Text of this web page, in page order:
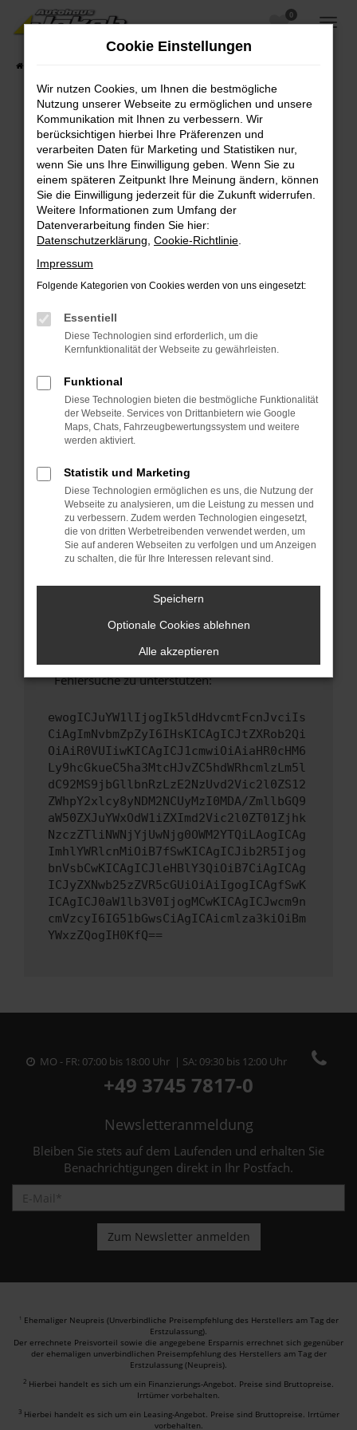
Zum
Hauptinhalt
0
Fehler: Network Error
Beim Laden ist ein Fehler aufgetreten.
Hier sind ein paar Tipps, die dir helfen können:
Überprüfe deine Firewall und deine
Internetverbindung.
Laden andere Webseiten, zum Beispiel deine
Suchmaschine?
Prüfe deine Browsererweiterungen.
Manche Erweiterungen, wie Werbeblocker,
können das Laden bestimmter Seiten
verhindern. Funktioniert die Seite in einem
Fenster?
Starte dein Gerät neu.
Das kann manchmal helfen, vorübergehende
Probleme zu beheben.
Betriebssystem auf dem neuesten Stand
sind.
Veraltete Software birgt nicht nur ein
Sicherheitsrisiko, sondern kann auch dazu
führen, dass bestimmte Funktionen nicht mehr
unterstützt werden.
Wende dich an den Webseitenbetreiber.
Wenn du alle oben genannten Schritte versucht
hast, kontaktiere uns bitte. Wir werden
versuchen, das Problem zu beheben. Du kannst
uns diesen Text schicken, um uns bei der
Fehlersuche zu unterstützen:
ewogICJuYW1lIjogIk5ldHdvcmtFcnJvciIs
CiAgImNvbmZpZyI6IHsKICAgICJtZXRob2Qi
OiAiR0VUIiwKICAgICJ1cmwiOiAiaHR0cHM6
Ly9hcGkueC5ha3MtcHJvZC5hdWRhcmlzLm5l
dC92MS9jbGllbnRzLzE2NzUvd2Vic2l0ZS12
ZWhpY2xlcy8yNDM2NCUyMzI0MDA/ZmllbGQ9
aW50ZXJuYWxOdW1iZXImd2Vic2l0ZT01Zjhk
NzczZTliNWNjYjUwNjg0OWM2YTQiLAogICAg
ImhlYWRlcnMiOiB7fSwKICAgICJib2R5Ijog
bnVsbCwKICAgICJleHBlY3QiOiB7CiAgICAg
ICJyZXNwb25zZVR5cGUiOiAiIgogICAgfSwK
ICAgICJ0aW1lb3V0IjogMCwKICAgICJwcm9n
cmVzcyI6IG51bGwsCiAgICAicmlza3kiOiBm
YWxzZQogIH0KfQ==
MO - FR: 07:00 bis 18:00 Uhr | SA: 09:30 bis 12:00 Uhr
+49 3745 7817-0
Newsletteranmeldung
Bleiben Sie stets auf dem Laufenden und erhalten Sie
Benachrichtigungen direkt in Ihr Postfach.
1 Ehemaliger Neupreis (Unverbindliche Preisempfehlung des Herstellers am Tag der
Erstzulassung).
Der errechnete Preisvorteil sowie die angegebene Ersparnis errechnet sich gegenüber
der ehemaligen unverbindlichen Preisempfehlung des Herstellers am Tag der
Erstzulassung (Neupreis).
2 Hierbei handelt es sich um ein Finanzierungs-Angebot. Preise sind Bruttopreise.
Irrtümer vorbehalten.
3 Hierbei handelt es sich um ein Leasing-Angebot. Preise sind Bruttopreise. Irrtümer
vorbehalten.
Cookie Einstellungen
Wir nutzen Cookies, um Ihnen die bestmögliche
Nutzung unserer Webseite zu ermöglichen und unsere
Kommunikation mit Ihnen zu verbessern. Wir
berücksichtigen hierbei Ihre Präferenzen und
verarbeiten Daten für Marketing und Statistiken nur,
wenn Sie uns Ihre Einwilligung geben. Wenn Sie zu
einem späteren Zeitpunkt Ihre Meinung ändern, können
Sie die Einwilligung jederzeit für die Zukunft widerrufen.
Weitere Informationen zum Umfang der
Datenverarbeitung finden Sie hier:
Datenschutzerklärung Cookie-Richtlinie
Impressum
Folgende Kategorien von Cookies werden von uns eingesetzt:
Essentiell
Diese Technologien sind erforderlich, um die
Kernfunktionalität der Webseite zu gewährleisten.
Funktional
Diese Technologien bieten die bestmögliche Funktionalität
der Webseite. Services von Drittanbietern wie Google
Maps, Chats, Fahrzeugbewertungssystem und weitere
werden aktiviert.
Statistik und Marketing
Diese Technologien ermöglichen es uns, die Nutzung der
Webseite zu analysieren, um die Leistung zu messen und
zu verbessern. Zudem werden Technologien eingesetzt,
die von dritten Werbetreibenden verwendet werden, um
Sie auf anderen Webseiten zu verfolgen und um Anzeigen
zu schalten, die für Ihre Interessen relevant sind.
Speichern
Optionale Cookies ablehnen
Alle akzeptieren